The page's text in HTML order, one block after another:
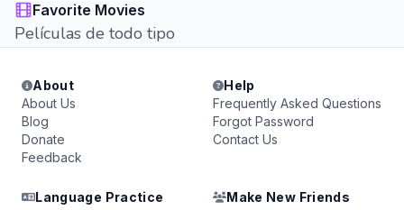
Favorite Movies
Películas de todo tipo
About
About Us
Blog
Donate
Feedback
Help
Frequently Asked Questions
Forgot Password
Contact Us
Language Practice
Make New Friends